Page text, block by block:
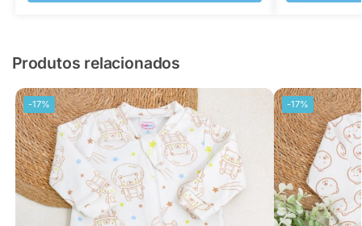
Produtos relacionados
-17% -17%